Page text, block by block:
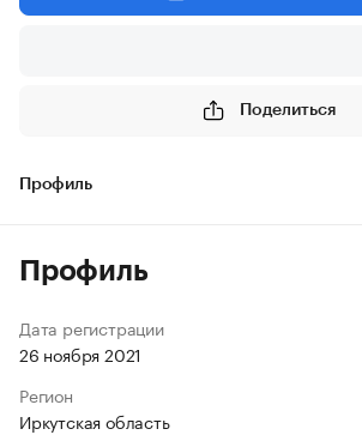
Поделиться
Профиль
Профиль
Дата регистрации
26 ноября 2021
Регион
Иркутская область